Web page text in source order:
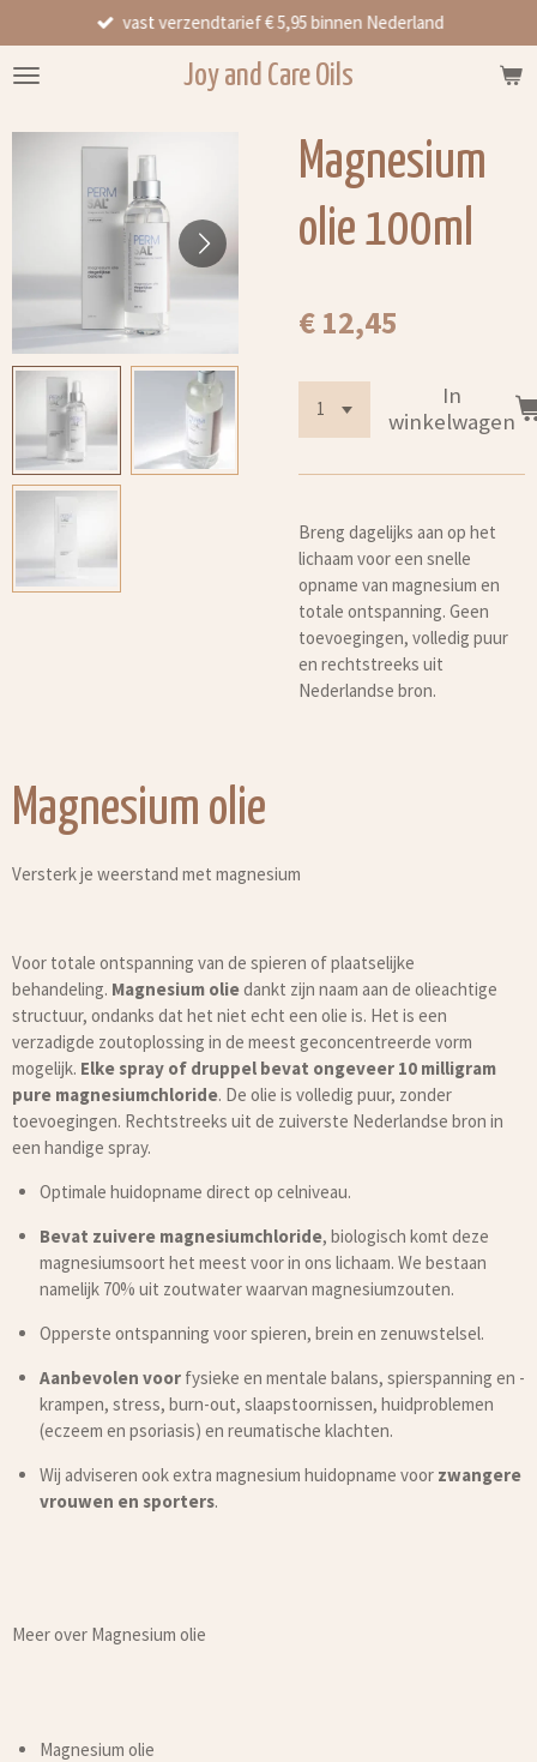
direct
naar
hoofdinhoud
Joy and Care Oils
vast verzendtarief € 5,95 binnen Nederland
Magnesium
olie 100ml
€ 12,45
In
winkelwagen
Breng dagelijks aan op het
lichaam voor een snelle
opname van magnesium en
totale ontspanning. Geen
toevoegingen, volledig puur
en rechtstreeks uit
Nederlandse bron.
Magnesium olie
Versterk je weerstand met magnesium
Voor totale ontspanning van de spieren of plaatselijke
behandeling. Magnesium oliedankt zijn naam aan de olieachtige
structuur, ondanks dat het niet echt een olie is. Het is een
verzadigde zoutoplossing in de meest geconcentreerde vorm
mogelijk. Elke spray of druppel bevat ongeveer 10 milligram
pure magnesiumchloride. De olie is volledig puur, zonder
toevoegingen. Rechtstreeks uit de zuiverste Nederlandse bron in
een handige spray.
Optimale huidopname direct op celniveau.
Bevat zuivere magnesiumchloride, biologisch komt deze
magnesiumsoort het meest voor in ons lichaam. We bestaan
namelijk 70% uit zoutwater waarvan magnesiumzouten.
Opperste ontspanning voor spieren, brein en zenuwstelsel.
Aanbevolen voor fysieke en mentale balans, spierspanning en -
krampen, stress, burn-out, slaapstoornissen, huidproblemen
(eczeem en psoriasis) en reumatische klachten.
Wij adviseren ook extra magnesium huidopname voor zwangere
vrouwen en sporters.
Meer over Magnesium olie
Magnesium olie